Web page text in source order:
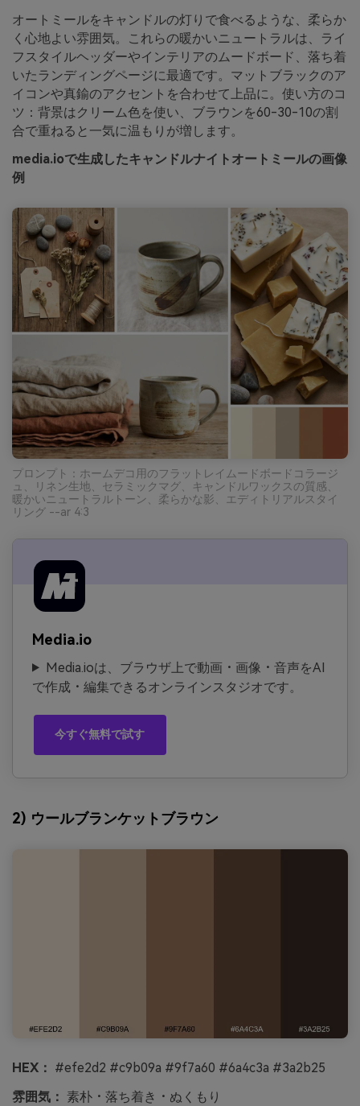
オートミールをキャンドルの灯りで食べるような、柔らか
く心地よい雰囲気。これらの暖かいニュートラルは、ライ
フスタイルヘッダーやインテリアのムードボード、落ち着
いたランディングページに最適です。マットブラックのア
イコンや真鍮のアクセントを合わせて上品に。使い方のコ
ツ：背景はクリーム色を使い、ブラウンを60-30-10の割
合で重ねると一気に温もりが増します。
media.ioで生成したキャンドルナイトオートミールの画像
例
プロンプト：ホームデコ用のフラットレイムードボードコラージ
ュ、リネン生地、セラミックマグ、キャンドルワックスの質感、
暖かいニュートラルトーン、柔らかな影、エディトリアルスタイ
リング --ar 4:3
Media.io
Media.ioは、ブラウザ上で動画・画像・音声をAI
で作成・編集できるオンラインスタジオです。
今すぐ無料で試す
2) ウールブランケットブラウン
HEX： #efe2d2 #c9b09a #9f7a60 #6a4c3a #3a2b25
雰囲気： 素朴・落ち着き・ぬくもり